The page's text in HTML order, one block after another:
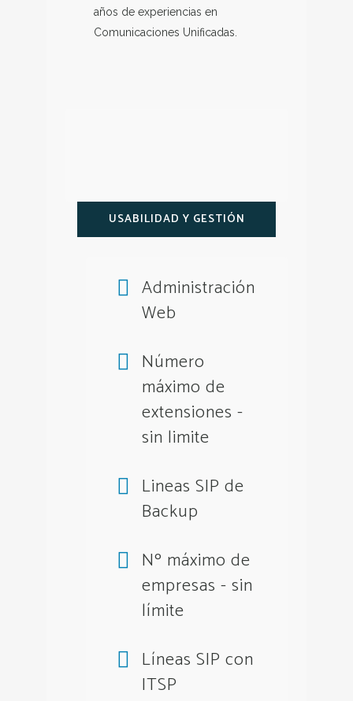
años de experiencias en
Comunicaciones Unificadas.
USABILIDAD Y GESTIÓN
Administración
Web
Número
máximo de
extensiones -
sin limite
Lineas SIP de
Backup
Nº máximo de
empresas - sin
límite
Líneas SIP con
ITSP